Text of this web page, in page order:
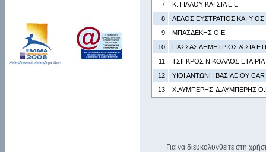
7
Κ. ΓΙΑΛΟΥ ΚΑΙ ΣΙΑ Ε.Ε.
8
ΛΕΛΟΣ ΕΥΣΤΡΑΤΙΟΣ ΚΑΙ
9
ΜΠΑΣΔΕΚΗΣ Ο.Ε.
10
ΠΑΣΣΑΣ ΔΗΜΗΤΡΙΟΣ & ΣΙΑ
11
ΤΣΙΓΚΡΟΣ ΝΙΚΟΛΑΟΣ
12
ΥΙΟΙ ΑΝΤΩΝΗ ΒΑΣΙΛΕΙΟΥ
13
Χ.ΛΥΜΠΕΡΗΣ-Δ.ΛΥΜΠΕΡΗΣ
Για να διευκολυνθείτε στη